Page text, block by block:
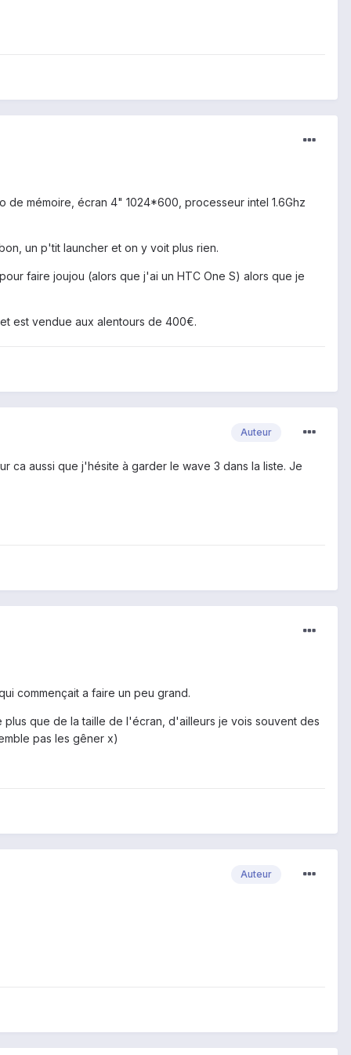
de mémoire, écran 4" 1024*600, processeur intel 1.6Ghz
un p'tit launcher et on y voit plus rien.
faire joujou (alors que j'ai un HTC One S) alors que je
est vendue aux alentours de 400€.
Auteur
ca aussi que j'hésite à garder le wave 3 dans la liste. Je
commençait a faire un peu grand.
que de la taille de l'écran, d'ailleurs je vois souvent des
pas les gêner x)
Auteur